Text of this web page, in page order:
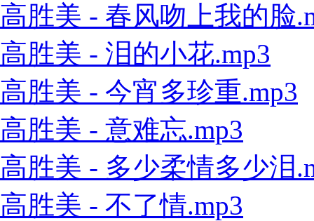
高胜美 - 春风吻上我的脸
高胜美 - 泪的小花.mp3
高胜美 - 今宵多珍重.mp3
高胜美 - 意难忘.mp3
高胜美 - 多少柔情多少泪
高胜美 - 不了情.mp3